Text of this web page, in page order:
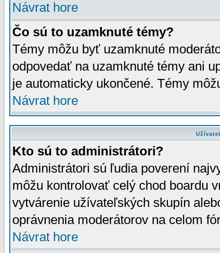
Návrat hore
Čo sú to uzamknuté témy?
Témy môžu byť uzamknuté
odpovedať na uzamknuté témy ani
je automaticky ukončené. Témy
Návrat hore
Kto sú to administrátori?
Administrátori sú ľudia poverení
môžu kontrolovať celý chod boardu
vytvárenie užívateľských skupín
oprávnenia moderátorov na celom
Návrat hore